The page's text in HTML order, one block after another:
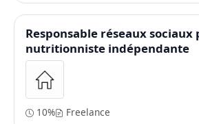
Responsable réseaux sociaux
nutritionniste indépendante
10% Freelance